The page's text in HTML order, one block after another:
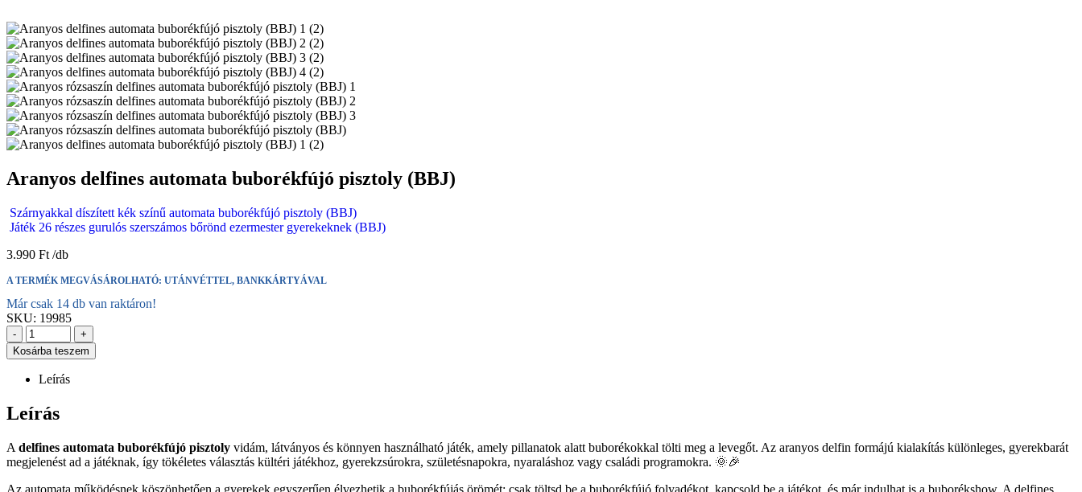
Aranyos delfines automata buborékfújó pisztoly (BBJ)
Szárnyakkal díszített kék színű automata buborékfújó pisztoly (BBJ)
Játék 26 részes gurulós szerszámos bőrönd ezermester gyerekeknek (BBJ)
3.990 Ft
A TERMÉK MEGVÁSÁROLHATÓ: UTÁNVÉTTEL, BANKKÁRTYÁVAL
Már csak 14 db van raktáron!
SKU: 19985
-
+
Kosárba teszem
Leírás
Leírás
A delfines automata buborékfújó pisztoly vidám, látványos és könnyen használható játék, amely pillanatok alatt buborékokkal tölti meg a levegőt. Az aranyos delfin formájú kialakítás különleges, gyerekbarát
megjelenést ad a játéknak, így tökéletes választás kültéri játékhoz, gyerekzsúrokra, születésnapokra, nyaraláshoz vagy családi programokra. 🌞🎉
Az automata működésnek köszönhetően a gyerekek egyszerűen élvezhetik a buborékfújás örömét: csak töltsd be a buborékfújó folyadékot, kapcsold be a játékot, és már indulhat is a buborékshow. A delfines